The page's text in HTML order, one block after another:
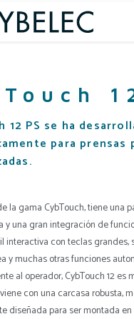
12 PS se ha
para prensas
la gama CybTouch, tiene una
y una gran integración de
interactiva con teclas grandes,
y muchas otras funciones
al operador, CybTouch 12 es
con una carcasa robusta,
diseñada para ser montada en